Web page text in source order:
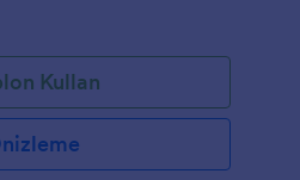
Kullan